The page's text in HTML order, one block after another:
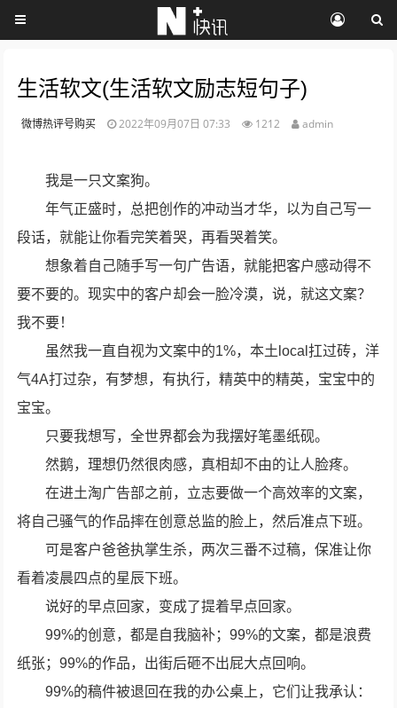
生活软文(生活软文励志短句子)
微博热评号购买 2022年09月07日 07:33 1212 admin
我是一只文案狗。
年气正盛时，总把创作的冲动当才华，以为自己写一
段话，就能让你看完笑着哭，再看哭着笑。
想象着自己随手写一句广告语，就能把客户感动得不
要不要的。现实中的客户却会一脸冷漠，说，就这文案？
我不要！
虽然我一直自视为文案中的1%，本土local扛过砖，洋
气4A打过杂，有梦想，有执行，精英中的精英，宝宝中的
宝宝。
只要我想写，全世界都会为我摆好笔墨纸砚。
然鹅，理想仍然很肉感，真相却不由的让人脸疼。
在进土淘广告部之前，立志要做一个高效率的文案，
将自己骚气的作品摔在创意总监的脸上，然后准点下班。
可是客户爸爸执掌生杀，两次三番不过稿，保准让你
看着凌晨四点的星辰下班。
说好的早点回家，变成了提着早点回家。
99%的创意，都是自我脑补；99%的文案，都是浪费
纸张；99%的作品，出街后砸不出屁大点回响。
99%的稿件被退回在我的办公桌上，它们让我承认：